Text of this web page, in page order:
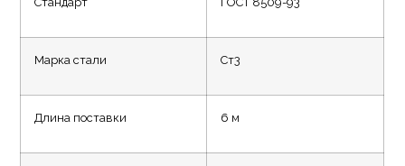
Марка стали Ст3
Длина поставки 6 м